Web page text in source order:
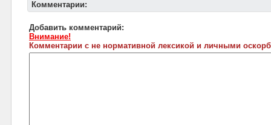
Комментарии:
Добавить комментарий:
Внимание!
Комментарии с не нормативной лексикой и личными